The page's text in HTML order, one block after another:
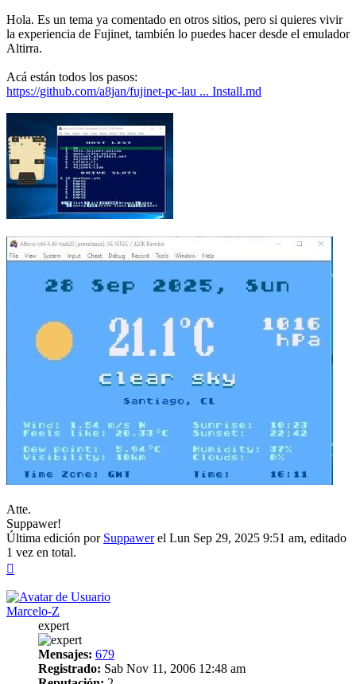
Hola. Es un tema ya comentado en otros sitios, pero si quieres vivir
la experiencia de Fujinet, también lo puedes hacer desde el emulador
Altirra.
Acá están todos los pasos:
https://github.com/a8jan/fujinet-pc-lau ... Install.md
Atte.
Suppawer!
Última edición por Suppawerel Lun Sep 29, 2025 9:51 am, editado
1 vez en total.
Marcelo-Z
expert
Mensajes: 679
Registrado: Sab Nov 11, 2006 12:48 am